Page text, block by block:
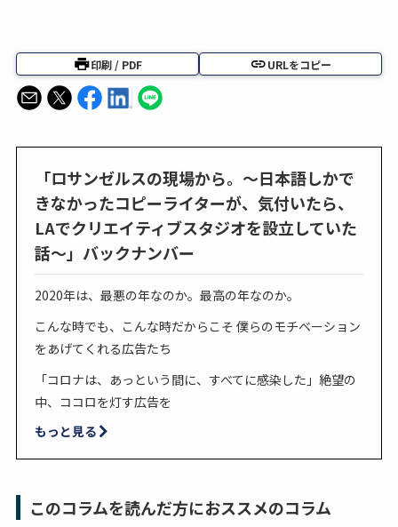
印刷 / PDF URLをコピー
「ロサンゼルスの現場から。～日本語しかで
きなかったコピーライターが、気付いたら、
LAでクリエイティブスタジオを設立していた
話～」バックナンバー
2020年は、最悪の年なのか。最高の年なのか。
こんな時でも、こんな時だからこそ 僕らのモチベーション
をあげてくれる広告たち
「コロナは、あっという間に、すべてに感染した」絶望の
中、ココロを灯す広告を
もっと見る
このコラムを読んだ方におススメのコラム